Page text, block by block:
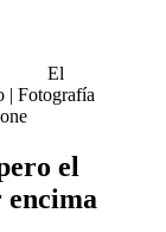
El
| Fotografía
el
encima